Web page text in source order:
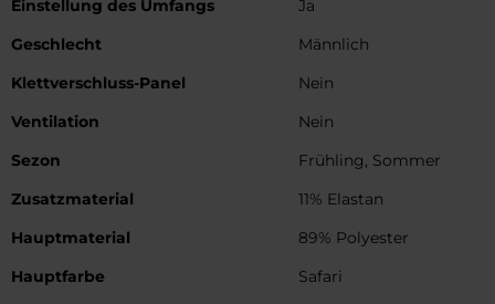
Einstellung des Umfangs
Ja
Geschlecht
Männlich
Klettverschluss-Panel
Nein
Ventilation
Nein
Sezon
Frühling, Sommer
Zusatzmaterial
11% Elastan
Hauptmaterial
89% Polyester
Hauptfarbe
Safari